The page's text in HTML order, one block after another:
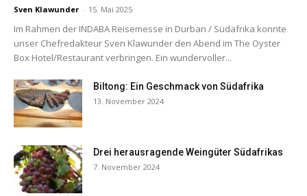
Sven Klawunder - 15. Mai 2025
Im Rahmen der INDABA Reisemesse in Durban / Südafrika konnte
unser Chefredakteur Sven Klawunder den Abend im The Oyster
Box Hotel/Restaurant verbringen. Ein wundervoller...
Biltong: Ein Geschmack von Südafrika
13. November 2024
Drei herausragende Weingüter Südafrikas
7. November 2024